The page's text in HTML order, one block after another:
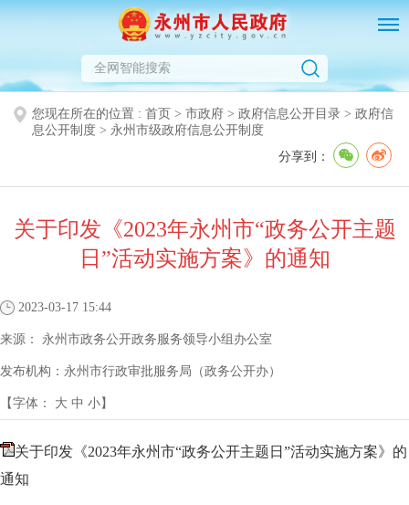
您现在所在的位置 : 首页 > 市政府 > 政府信息公开目录 > 政府信
息公开制度 > 永州市级政府信息公开制度
分享到：
关于印发《2023年永州市“政务公开主题
日”活动实施方案》的通知
2023-03-17 15:44
来源： 永州市政务公开政务服务领导小组办公室
发布机构： 永州市行政审批服务局（政务公开办）
【字体： 大 中 小】
关于印发《2023年永州市“政务公开主题日”活动实施方案》的
通知